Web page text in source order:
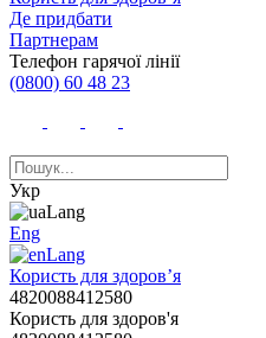
Де придбати
Партнерам
Телефон гарячої лінії
(0800) 60 48 23
Укр
Eng
Користь для здоров’я
4820088412580
Користь для здоров'я